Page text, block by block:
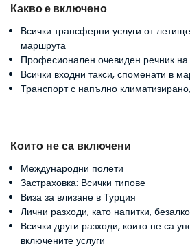
Какво е включено
Всички трансферни услуги от
маршрута
Професионален очевиден речник на
Всички входни такси, споменати в
Транспорт с напълно
Които не са включени
Международни полети
Застраховка: Всички типове
Виза за влизане в Турция
Лични разходи, като напитки,
Всички други разходи, които не са
включените услуги